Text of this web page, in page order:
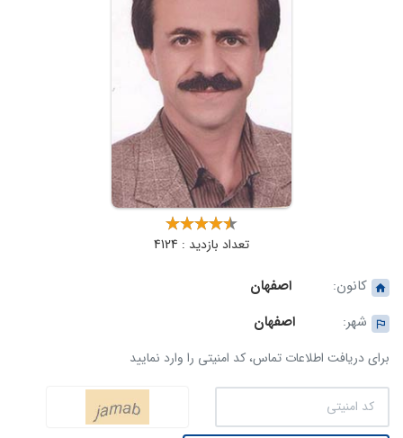
تعداد بازدید : 4124
کانون:
اصفهان
شهر:
اصفهان
برای دریافت اطلاعات تماس، کد امنیتی را وارد نمایید